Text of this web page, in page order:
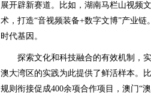
展开辟新赛道。比如，湖南马栏山视频
术，打造“音视频装备+数字文博”产业
时代基因。
探索文化和科技融合的有效机制，实
澳大湾区的实践为此提供了鲜活样本。
规则衔接促成400余项合作项目，澳门“